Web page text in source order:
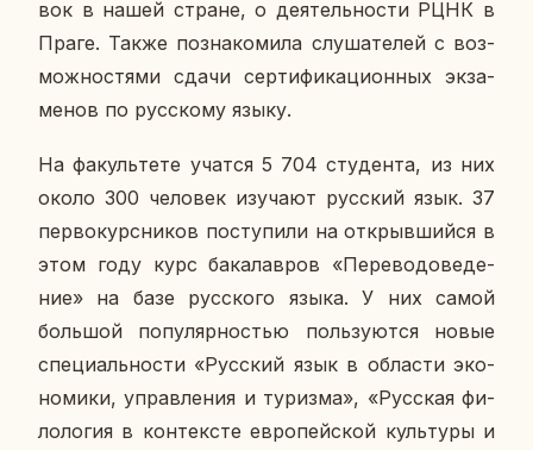
вок в нашей стране, о де­я­тель­но­сти РЦНК в
Праге. Также по­зна­ко­ми­ла слу­ша­те­лей с воз­
мож­но­стя­ми сдачи сер­ти­фи­ка­ци­он­ных эк­за­
ме­нов по рус­ско­му языку.
На фа­куль­те­те учатся 5 704 сту­ден­та, из них
около 300 че­ло­век изу­ча­ют рус­ский язык. 37
пер­во­курс­ни­ков по­сту­пи­ли на от­крыв­ший­ся в
этом году курс ба­ка­лав­ров «Пе­ре­во­до­ве­де­
ние» на базе рус­ско­го языка. У них самой
боль­шой по­пу­ляр­но­стью поль­зу­ют­ся новые
спе­ци­аль­но­сти «Рус­ский язык в об­ла­сти эко­
но­ми­ки, управ­ле­ния и ту­риз­ма», «Рус­ская фи­
ло­ло­гия в кон­тек­сте ев­ро­пей­ской куль­ту­ры и